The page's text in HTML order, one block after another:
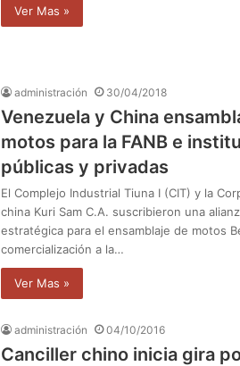
Ver Mas »
administración 30/04/2018
Venezuela y China
motos para la FANB e
públicas y privadas
El Complejo Industrial Tiuna I (CIT) y la
china Kuri Sam C.A. suscribieron una
estratégica para el ensamblaje de motos
comercialización a la…
Ver Mas »
administración 04/10/2016
Canciller chino inicia gira